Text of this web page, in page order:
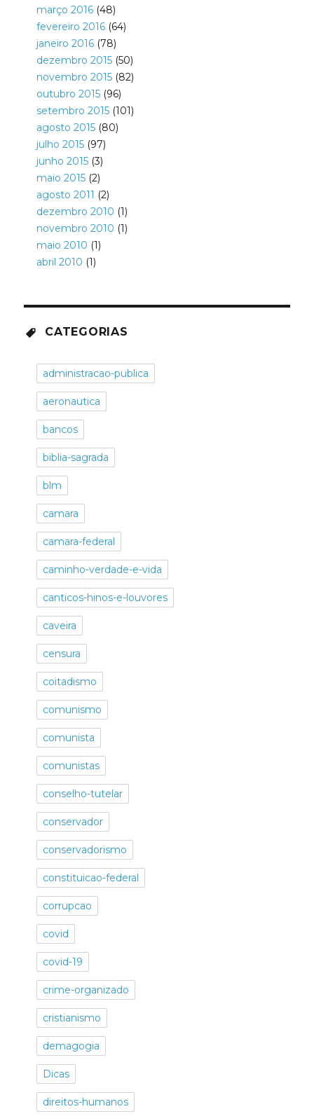
março 2016(48)
fevereiro 2016(64)
janeiro 2016(78)
dezembro 2015(50)
novembro 2015(82)
outubro 2015(96)
setembro 2015(101)
agosto 2015(80)
julho 2015(97)
junho 2015(3)
maio 2015(2)
agosto 2011 (2)
dezembro 2010 (1)
novembro 2010 (1)
maio 2010 (1)
abril 2010 (1)
CATEGORIAS
administracao-publica
aeronautica
bancos
biblia-sagrada
blm
camara
camara-federal
caminho-verdade-e-vida
canticos-hinos-e-louvores
caveira
censura
coitadismo
comunismo
comunista
comunistas
conselho-tutelar
conservador
conservadorismo
constituicao-federal
corrupcao
covid
covid-19
crime-organizado
cristianismo
demagogia
Dicas
direitos-humanos